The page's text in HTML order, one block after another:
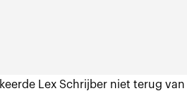
Lex Schrijber niet terug